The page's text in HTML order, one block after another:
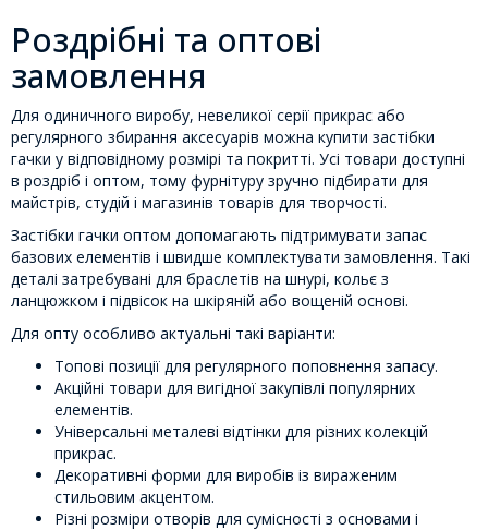
Роздрібні та оптові
замовлення
Для одиничного виробу, невеликої серії прикрас або
регулярного збирання аксесуарів можна купити застібки
гачки у відповідному розмірі та покритті. Усі товари доступні
в роздріб і оптом, тому фурнітуру зручно підбирати для
майстрів, студій і магазинів товарів для творчості.
Застібки гачки оптом допомагають підтримувати запас
базових елементів і швидше комплектувати замовлення. Такі
деталі затребувані для браслетів на шнурі, кольє з
ланцюжком і підвісок на шкіряній або вощеній основі.
Для опту особливо актуальні такі варіанти:
Топові позиції для регулярного поповнення запасу.
Акційні товари для вигідної закупівлі популярних
елементів.
Універсальні металеві відтінки для різних колекцій
прикрас.
Декоративні форми для виробів із вираженим
стильовим акцентом.
Різні розміри отворів для сумісності з основами і